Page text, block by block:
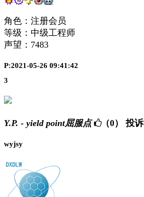
角色：注册会员
等级：中级工程师
声望： 7483
P:2021-05-26 09:41:42
3
Y.P. - yield point屈服点 （0） 投诉
wyjsy